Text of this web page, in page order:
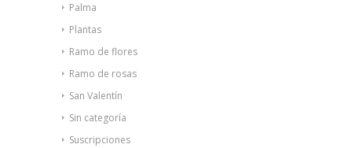
Palma
Plantas
Ramo de flores
Ramo de rosas
San Valentín
Sin categoría
Suscripciones